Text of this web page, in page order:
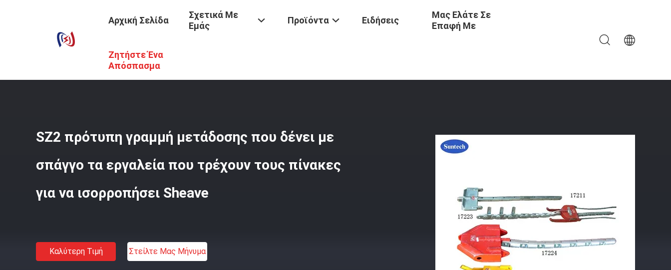
Αρχική Σελίδα
Σχετικά Με
Εμάς
Προϊόντα Ειδήσεις
Μας Ελάτε Σε
Επαφή Με
Ζητήστε Ένα
Απόσπασμα
Προϊόντα / Αγωγός Που Δένει Με Σπάγγο Τα Εργαλεία
SZ2 πρότυπη γραμμή μετάδοσης που δένει με
σπάγγο τα εργαλεία που τρέχουν τους πίνακες
για να ισορροπήσει Sheave
Καλύτερη Τιμή Στείλτε Μας Μήνυμα